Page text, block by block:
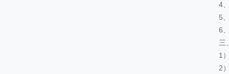
4
5
6
三
1
2